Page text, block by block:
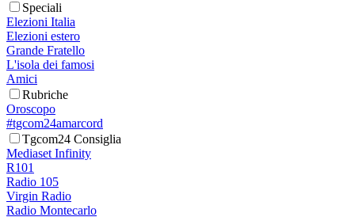
Speciali
Elezioni Italia
Elezioni estero
Grande Fratello
L'isola dei famosi
Amici
Rubriche
Oroscopo
#tgcom24amarcord
Tgcom24 Consiglia
Mediaset Infinity
R101
Radio 105
Virgin Radio
Radio Montecarlo